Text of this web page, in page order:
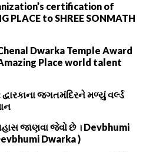
certification of
PLACE to SHREE SONMATH
Dwarka Temple Award
Place world talent
જગતમંદિરને મળ્યું વર્લ્ડ
જાણવા જેવો છે । Devbhumi
Dwarka )